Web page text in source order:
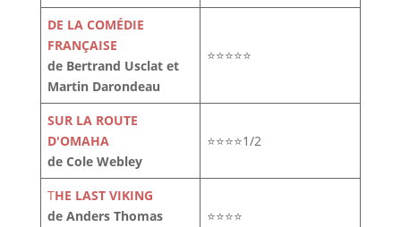
DE LA COMÉDIE
FRANÇAISE
de Bertrand Usclat et
Martin Darondeau
⭐⭐⭐⭐⭐
SUR LA ROUTE
D'OMAHA
de Cole Webley
⭐⭐⭐⭐1/2
THE LAST VIKING
de Anders Thomas
⭐⭐⭐⭐